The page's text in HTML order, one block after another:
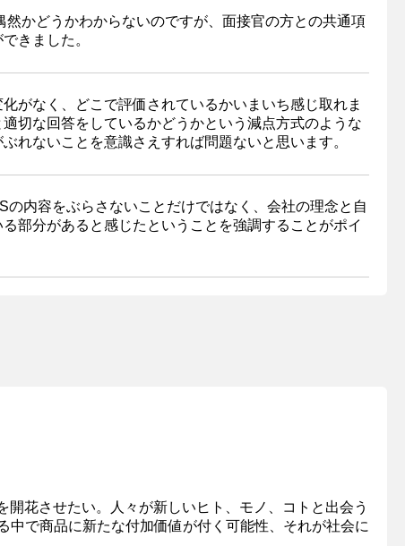
かどうかわからないのですが、面接官の方との共通項
きました。
がなく、どこで評価されているかいまいち感じ取れま
切な回答をしているかどうかという減点方式のような
れないことを意識さえすれば問題ないと思います。
の内容をぶらさないことだけではなく、会社の理念と自
部分があると感じたということを強調することがポイ
花させたい。人々が新しいヒト、モノ、コトと出会う
で商品に新たな付加価値が付く可能性、それが社会に